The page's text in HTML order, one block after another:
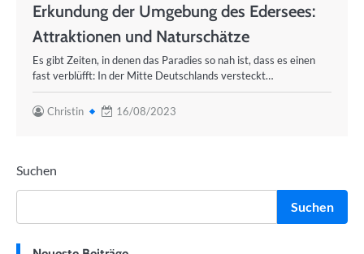
Erkundung der Umgebung des Edersees:
Attraktionen und Naturschätze
Es gibt Zeiten, in denen das Paradies so nah ist, dass es einen
fast verblüfft: In der Mitte Deutschlands versteckt…
Christin 16/08/2023
Suchen
Suchen